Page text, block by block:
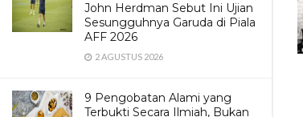
John Herdman Sebut Ini Ujian
Sesungguhnya Garuda di Piala
AFF 2026
2 AGUSTUS 2026
9 Pengobatan Alami yang
Terbukti Secara Ilmiah, Bukan